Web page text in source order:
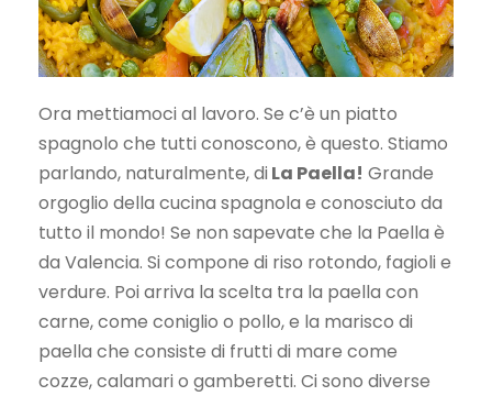
Ora mettiamoci al lavoro. Se c’è un piatto
spagnolo che tutti conoscono, è questo. Stiamo
parlando, naturalmente, di La Paella! Grande
orgoglio della cucina spagnola e conosciuto da
tutto il mondo! Se non sapevate che la Paella è
da Valencia. Si compone di riso rotondo, fagioli e
verdure. Poi arriva la scelta tra la paella con
carne, come coniglio o pollo, e la marisco di
paella che consiste di frutti di mare come
cozze, calamari o gamberetti. Ci sono diverse